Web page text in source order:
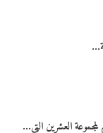
العشرين التي…